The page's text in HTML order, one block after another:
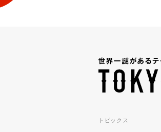
トピックス